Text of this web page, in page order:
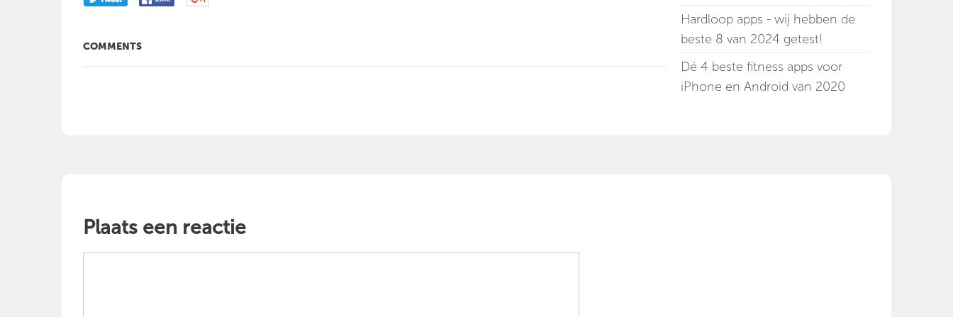
COMMENTS
Hardloop apps - wij hebben de
beste 8 van 2024 getest!
Dé 4 beste fitness apps voor
iPhone en Android van 2020
Plaats een reactie